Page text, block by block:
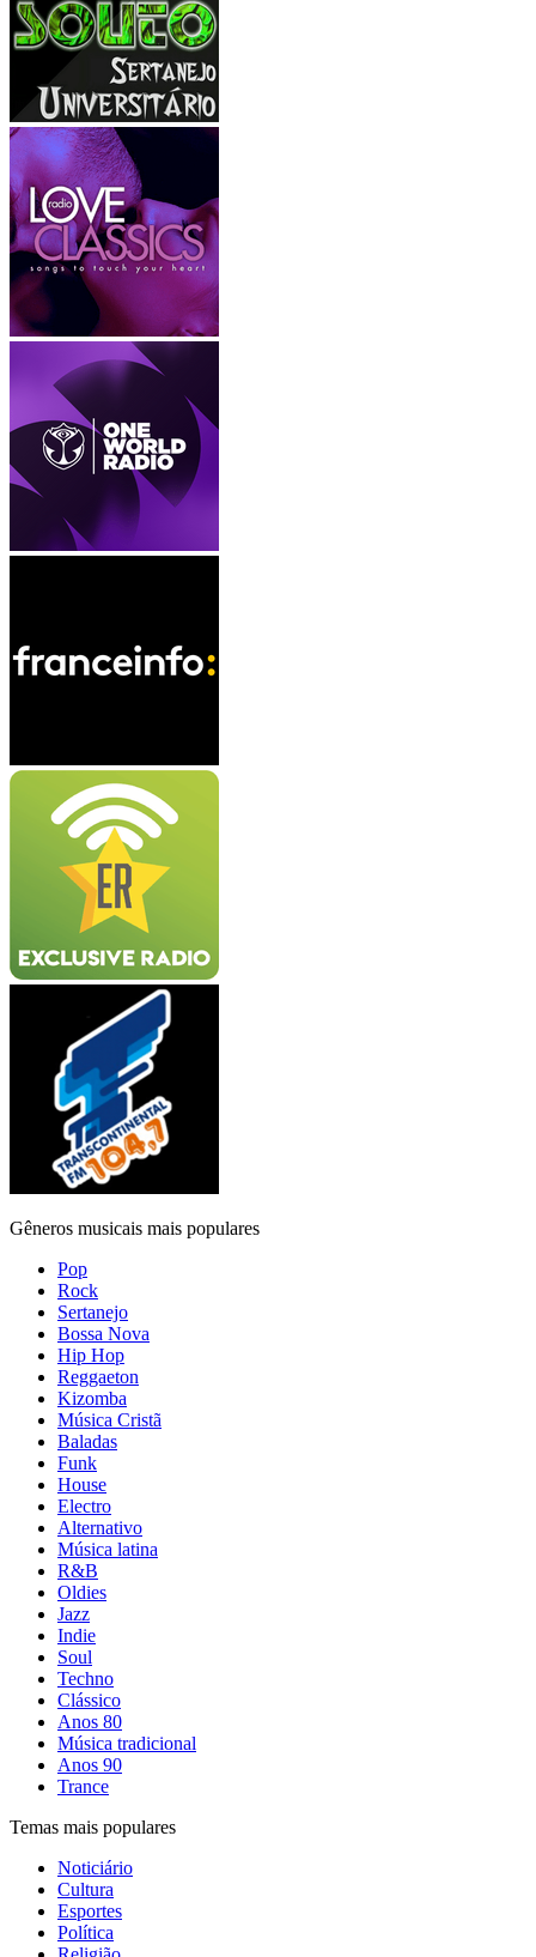
Gêneros musicais mais populares
Pop
Rock
Sertanejo
Bossa Nova
Hip Hop
Reggaeton
Kizomba
Música Cristã
Baladas
Funk
House
Electro
Alternativo
Música latina
R&B
Oldies
Jazz
Indie
Soul
Techno
Clássico
Anos 80
Música tradicional
Anos 90
Trance
Temas mais populares
Noticiário
Cultura
Esportes
Política